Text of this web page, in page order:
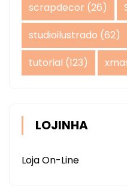
scrapdecor (26)
studioilustrado (62)
tutorial (123)
LOJINHA
Loja On-Line